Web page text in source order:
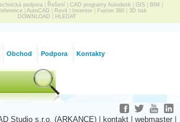
podpora Řešení CAD programy Autodesk GIS BIM
| AutoCAD Revit Inventor| Fusion 360| 3D tisk
DOWNLOAD
HLEDAT
Obchod Podpora Kontakty
Studio s.r.o. (ARKANCE) kontakt webmaster